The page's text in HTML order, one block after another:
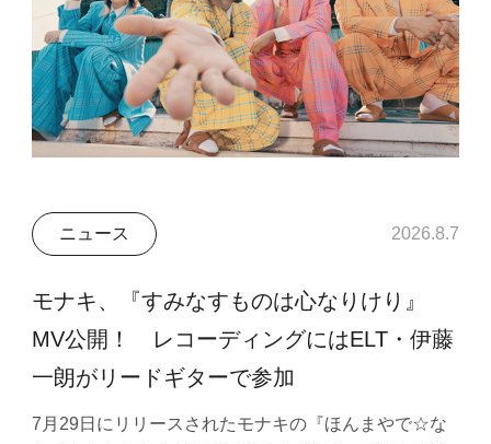
ニュース 2026.8.7
モナキ、『すみなすものは心なりけり』
MV公開！ レコーディングにはELT・伊藤
一朗がリードギターで参加
7月29日にリリースされたモナキの『ほんまやで☆な